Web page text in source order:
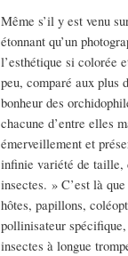
Même s’il y est venu
étonnant qu’un
l’esthétique si colorée
peu, comparé aux plus
bonheur des
chacune d’entre elles
émerveillement et
infinie variété de taille,
insectes. » C’est là
hôtes, papillons,
pollinisateur
insectes à longue